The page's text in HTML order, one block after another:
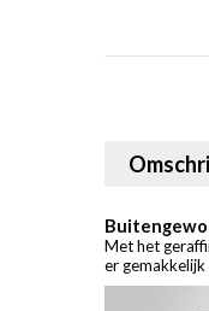
Met het
er gemakkelijk